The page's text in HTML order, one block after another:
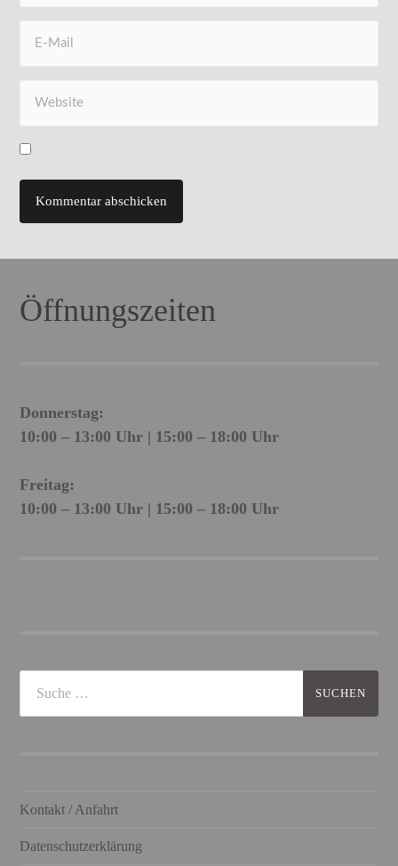
Öffnungszeiten
Donnerstag:
10:00 – 13:00 Uhr | 15:00 – 18:00 Uhr
Freitag:
10:00 – 13:00 Uhr | 15:00 – 18:00 Uhr
Kontakt / Anfahrt
Datenschutzerklärung